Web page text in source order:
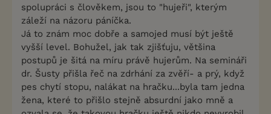
spolupráci s člověkem, jsou to "hujeři", kterým
záleží na názoru páníčka.
Já to znám moc dobře a samojed musí být ještě
vyšší level. Bohužel, jak tak zjišťuju, většina
postupů je šitá na míru právě hujerům. Na semináři
dr. Šusty přišla řeč na zdrhání za zvěří- a prý, když
pes chytí stopu, nalákat na hračku...byla tam jedna
žena, které to přišlo stejně absurdní jako mně a